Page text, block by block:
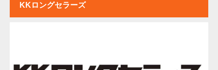
KKロングセラーズ